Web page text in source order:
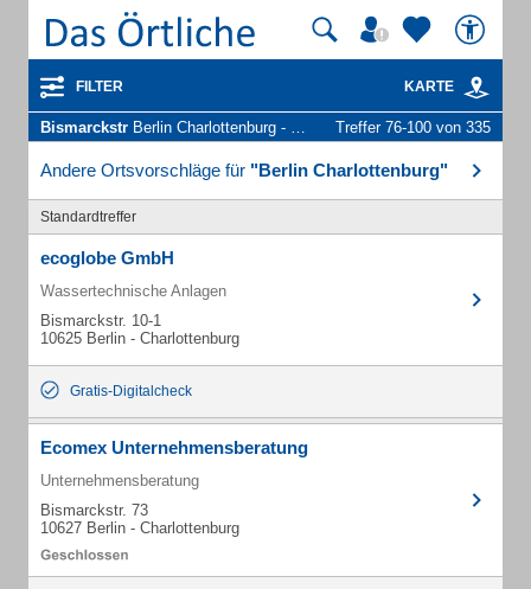
FILTER KARTE
Bismarckstr Berlin Charlottenburg - Unternehmen und Personen Treffer 76-100 von 335
Andere Ortsvorschläge für "Berlin Charlottenburg"
Standardtreffer
ecoglobe GmbH
Wassertechnische Anlagen
Bismarckstr. 10-1
10625 Berlin - Charlottenburg
Gratis-Digitalcheck
Ecomex Unternehmensberatung
Unternehmensberatung
Bismarckstr. 73
10627 Berlin - Charlottenburg